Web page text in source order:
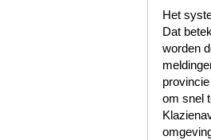
Het
Dat
worden
om snel